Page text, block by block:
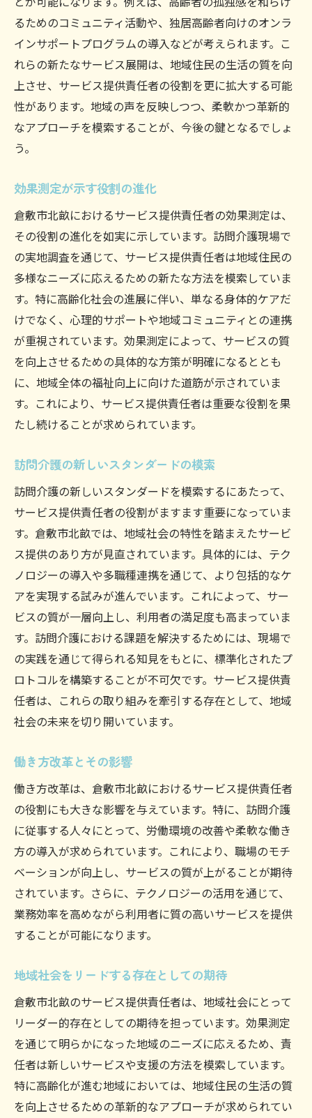
るためのコミュニティ活動や、独居高齢者向けのオンラ
インサポートプログラムの導入などが考えられます。こ
れらの新たなサービス展開は、地域住民の生活の質を向
上させ、サービス提供責任者の役割を更に拡大する可能
性があります。地域の声を反映しつつ、柔軟かつ革新的
なアプローチを模索することが、今後の鍵となるでしょ
う。
効果測定が示す役割の進化
倉敷市北畝におけるサービス提供責任者の効果測定は、
その役割の進化を如実に示しています。訪問介護現場で
の実地調査を通じて、サービス提供責任者は地域住民の
多様なニーズに応えるための新たな方法を模索していま
す。特に高齢化社会の進展に伴い、単なる身体的ケアだ
けでなく、心理的サポートや地域コミュニティとの連携
が重視されています。効果測定によって、サービスの質
を向上させるための具体的な方策が明確になるととも
に、地域全体の福祉向上に向けた道筋が示されていま
す。これにより、サービス提供責任者は重要な役割を果
たし続けることが求められています。
訪問介護の新しいスタンダードの模索
訪問介護の新しいスタンダードを模索するにあたって、
サービス提供責任者の役割がますます重要になっていま
す。倉敷市北畝では、地域社会の特性を踏まえたサービ
ス提供のあり方が見直されています。具体的には、テク
ノロジーの導入や多職種連携を通じて、より包括的なケ
アを実現する試みが進んでいます。これによって、サー
ビスの質が一層向上し、利用者の満足度も高まっていま
す。訪問介護における課題を解決するためには、現場で
の実践を通じて得られる知見をもとに、標準化されたプ
ロトコルを構築することが不可欠です。サービス提供責
任者は、これらの取り組みを牽引する存在として、地域
社会の未来を切り開いています。
働き方改革とその影響
働き方改革は、倉敷市北畝におけるサービス提供責任者
の役割にも大きな影響を与えています。特に、訪問介護
に従事する人々にとって、労働環境の改善や柔軟な働き
方の導入が求められています。これにより、職場のモチ
ベーションが向上し、サービスの質が上がることが期待
されています。さらに、テクノロジーの活用を通じて、
業務効率を高めながら利用者に質の高いサービスを提供
することが可能になります。
地域社会をリードする存在としての期待
倉敷市北畝のサービス提供責任者は、地域社会にとって
リーダー的存在としての期待を担っています。効果測定
を通じて明らかになった地域のニーズに応えるため、責
任者は新しいサービスや支援の方法を模索しています。
特に高齢化が進む地域においては、地域住民の生活の質
を向上させるための革新的なアプローチが求められてい